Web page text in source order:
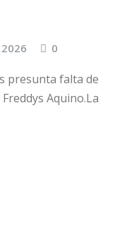
0
presunta falta de
Aquino.La